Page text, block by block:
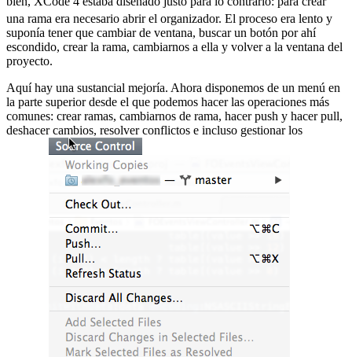
una rama era necesario abrir el organizador. El proceso era lento y
suponía tener que cambiar de ventana, buscar un botón por ahí
escondido, crear la rama, cambiarnos a ella y volver a la ventana del
proyecto.
Aquí hay una sustancial mejoría. Ahora disponemos de un menú en
la parte superior desde el que podemos hacer las operaciones más
comunes: crear ramas, cambiarnos de rama, hacer push y hacer pull,
deshacer cambios, resolver conflictos e incluso gestionar los